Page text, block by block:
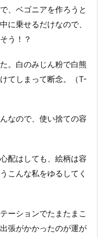
、ベゴニアを作ろうと
に乗せるだけなので、
う！？
。白のみじん粉で白熊
てしまって断念。（T-
なので、使い捨ての容
配はしても、絵柄は容
こんな私をゆるしてく
ーションでたまたまこ
張がかかったのが運が